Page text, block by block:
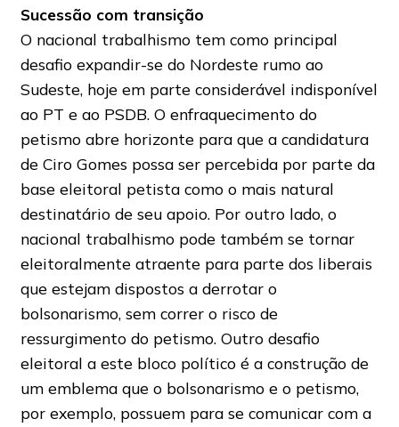
Sucessão com transição
O nacional trabalhismo tem como principal
desafio expandir-se do Nordeste rumo ao
Sudeste, hoje em parte considerável indisponível
ao PT e ao PSDB. O enfraquecimento do
petismo abre horizonte para que a candidatura
de Ciro Gomes possa ser percebida por parte da
base eleitoral petista como o mais natural
destinatário de seu apoio. Por outro lado, o
nacional trabalhismo pode também se tornar
eleitoralmente atraente para parte dos liberais
que estejam dispostos a derrotar o
bolsonarismo, sem correr o risco de
ressurgimento do petismo. Outro desafio
eleitoral a este bloco político é a construção de
um emblema que o bolsonarismo e o petismo,
por exemplo, possuem para se comunicar com a